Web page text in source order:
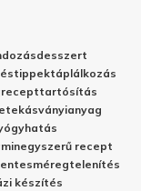
desszert
tippektáplálkozás
recepttartósítás
ásványianyag
egyszerű recept
méregtelenítés
készítés